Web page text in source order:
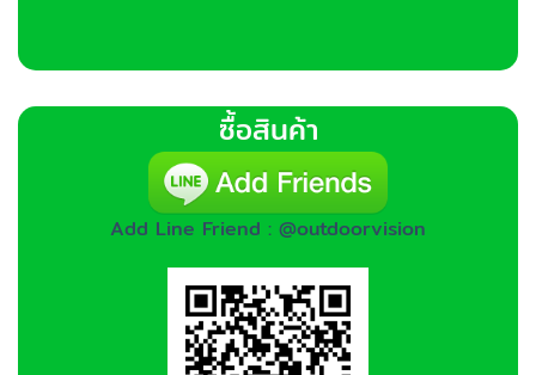
ซื้อสินค้า
Add Line Friend : @outdoorvision